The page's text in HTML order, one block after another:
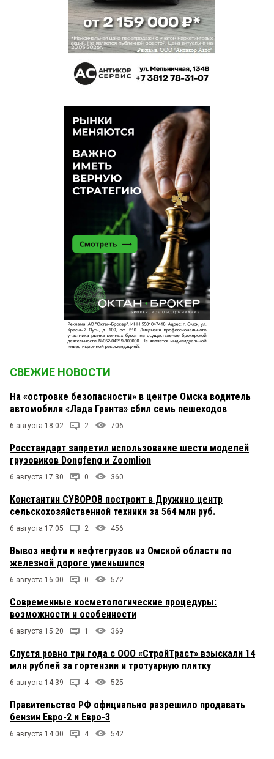
СВЕЖИЕ НОВОСТИ
На «островке безопасности» в центре Омска водитель
автомобиля «Лада Гранта» сбил семь пешеходов
6 августа 18:02 2 706
Росстандарт запретил использование шести моделей
грузовиков Dongfeng и Zoomlion
6 августа 17:30 0 360
Константин СУВОРОВ построит в Дружино центр
сельскохозяйственной техники за 564 млн руб.
6 августа 17:05 2 456
Вывоз нефти и нефтегрузов из Омской области по
железной дороге уменьшился
6 августа 16:00 0 572
Современные косметологические процедуры:
возможности и особенности
6 августа 15:20 1 369
Спустя ровно три года с ООО «СтройТраст» взыскали 14
млн рублей за гортензии и тротуарную плитку
6 августа 14:39 4 525
Правительство РФ официально разрешило продавать
бензин Евро-2 и Евро-3
6 августа 14:00 4 542